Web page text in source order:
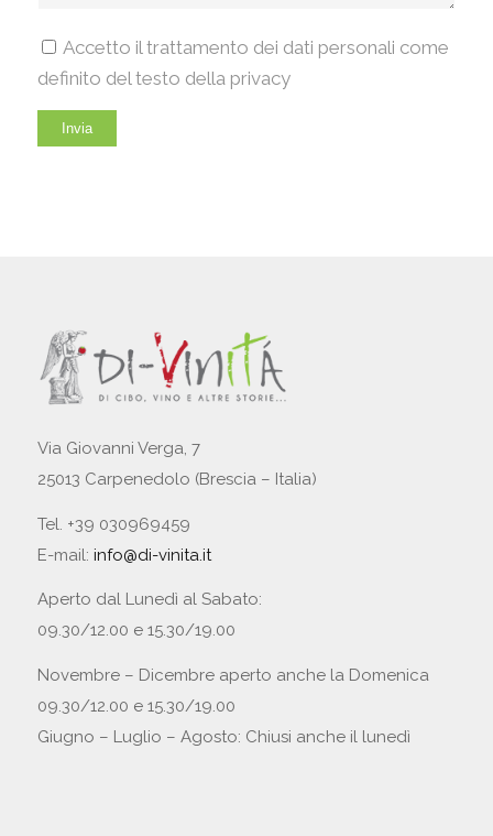
Accetto il trattamento dei dati personali come
definito del testo della privacy
Via Giovanni Verga, 7
25013 Carpenedolo (Brescia – Italia)
Tel. +39 030969459
E-mail: info@di-vinita.it
Aperto dal Lunedì al Sabato:
09.30/12.00 e 15.30/19.00
Novembre – Dicembre aperto anche la Domenica
09.30/12.00 e 15.30/19.00
Giugno – Luglio – Agosto: Chiusi anche il lunedì